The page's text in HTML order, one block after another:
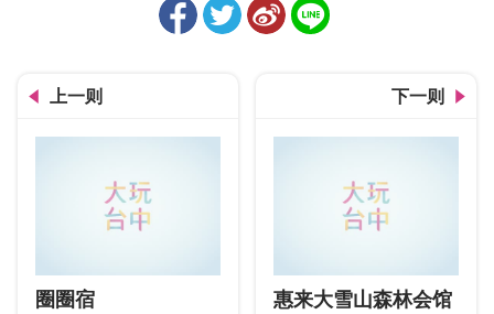
上一则
圈圈宿
下一则
惠来大雪山森林会馆